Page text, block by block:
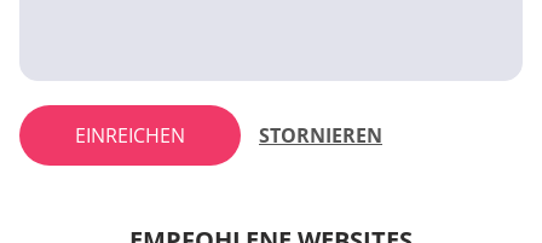
EINREICHEN STORNIEREN